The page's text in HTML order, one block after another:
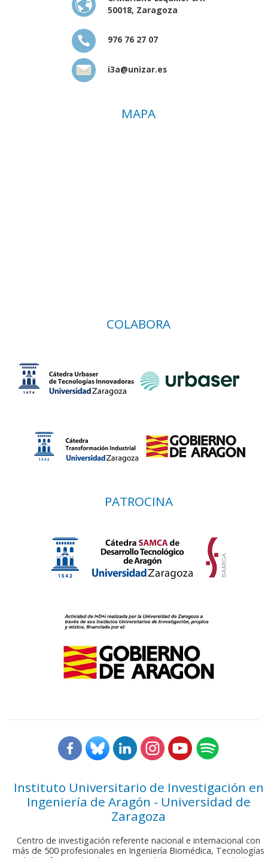
50018, Zaragoza
976 76 27 07
i3a@unizar.es
MAPA
COLABORA
PATROCINA
Instituto Universitario de Investigación en
Ingeniería de Aragón - Universidad de
Zaragoza
Centro de investigación referente nacional e internacional con
más de 500 profesionales en Ingeniería Biomédica, Tecnologías